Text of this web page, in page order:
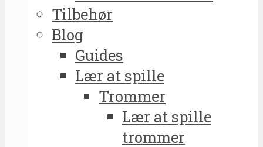
Tilbehør
Blog
Guides
Lær at spille
Trommer
Lær at spille
trommer